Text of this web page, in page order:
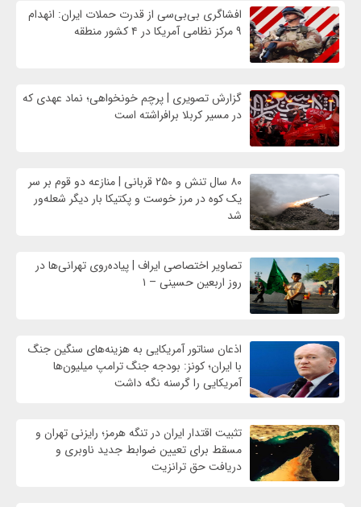
افشاگری بی‌بی‌سی از قدرت حملات ایران: انهدام
۹ مرکز نظامی آمریکا در ۴ کشور منطقه
گزارش تصویری | پرچم خونخواهی؛ نماد عهدی که
در مسیر کربلا برافراشته است
۸۰ سال تنش و ۲۵۰ قربانی | منازعه دو قوم بر سر
یک کوه در مرز خوست و پکتیکا بار دیگر شعله‌ور
شد
تصاویر اختصاصی ایراف | پیاده‌روی تهرانی‌ها در
روز اربعین حسینی – ۱
اذعان سناتور آمریکایی به هزینه‌های سنگین جنگ
با ایران؛ کونز: بودجه جنگ ترامپ میلیون‌ها
آمریکایی را گرسنه نگه داشت
تثبیت اقتدار ایران در تنگه هرمز؛ رایزنی تهران و
مسقط برای تعیین ضوابط جدید ناوبری و
دریافت حق ترانزیت